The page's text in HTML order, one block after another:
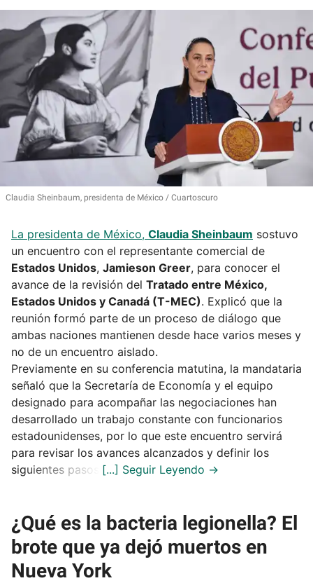
Claudia Sheinbaum, presidenta de México Cuartoscuro
La presidenta de México, Claudia Sheinbaum sostuvo
un encuentro con el representante comercial de
Estados Unidos, Jamieson Greer, para conocer el
avance de la revisión del Tratado entre México,
Estados Unidos y Canadá (T-MEC). Explicó que la
reunión formó parte de un proceso de diálogo que
ambas naciones mantienen desde hace varios meses y
no de un encuentro aislado.
Previamente en su conferencia matutina, la mandataria
señaló que la Secretaría de Economía y el equipo
designado para acompañar las negociaciones han
desarrollado un trabajo constante con funcionarios
estadounidenses, por lo que este encuentro servirá
para revisar los avances alcanzados y definir los
siguientes pasos.
¿Qué es la bacteria legionella? El
brote que ya dejó muertos en
Nueva York